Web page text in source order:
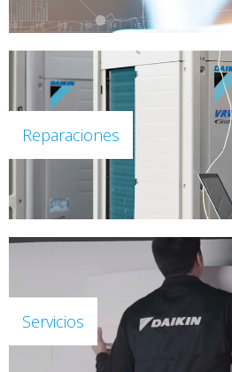
Reparaciones
Servicios